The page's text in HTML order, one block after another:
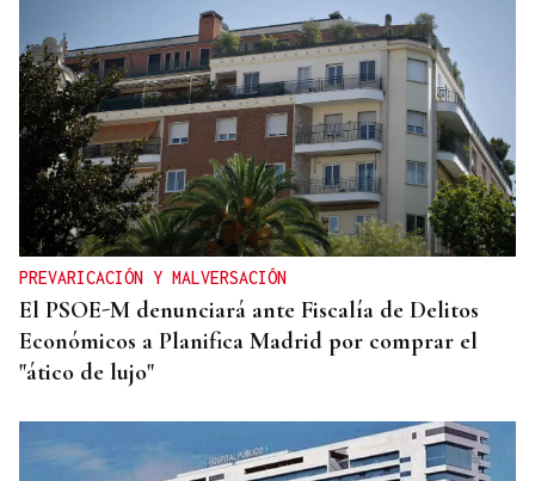
PREVARICACIÓN Y MALVERSACIÓN
El PSOE-M denunciará ante Fiscalía de Delitos
Económicos a Planifica Madrid por comprar el
"ático de lujo"